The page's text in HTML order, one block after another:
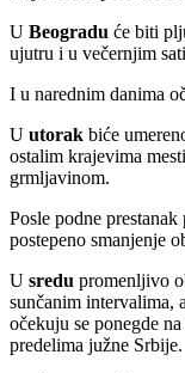
U Beogradu će biti
ujutru i u večernjim
I u narednim danima
U utorak biće
ostalim krajevima
grmljavinom.
Posle podne
postepeno smanjenje
U sredu promenljivo
sunčanim intervalima,
očekuju se ponegde
predelima južne Srbije.